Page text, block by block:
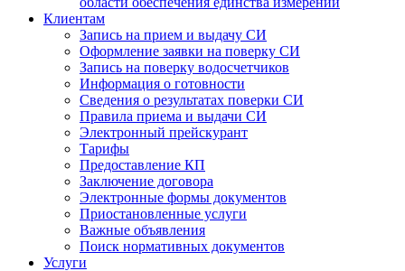
Клиентам
Запись на прием и выдачу СИ
Оформление заявки на поверку СИ
Запись на поверку водосчетчиков
Информация о готовности
Сведения о результатах поверки СИ
Правила приема и выдачи СИ
Электронный прейскурант
Тарифы
Предоставление КП
Заключение договора
Электронные формы документов
Приостановленные услуги
Важные объявления
Поиск нормативных документов
Услуги